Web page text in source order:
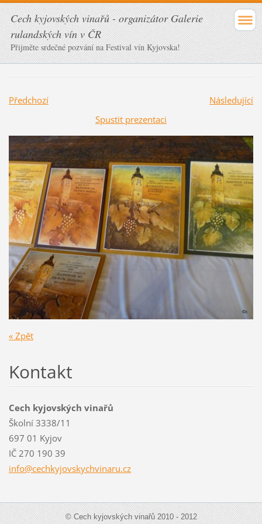
Cech kyjovských vinařů - organizátor Galerie
rulandských vín v ČR
Přijměte srdečné pozvání na Festival vín Kyjovska!
Předchozí
Následující
Spustit prezentaci
« Zpět
Kontakt
Cech kyjovských vinařů
Školní 3338/11
697 01 Kyjov
IČ 270 190 39
info@cechkyjovskychvinaru.cz
© Cech kyjovských vinařů 2010 - 2012